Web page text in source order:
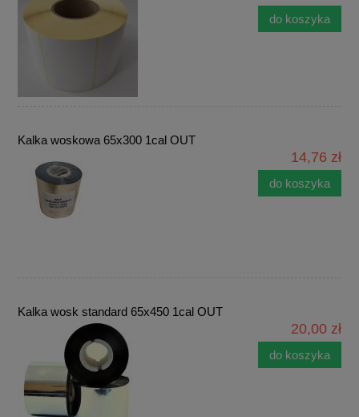
do koszyka
Kalka woskowa 65x300 1cal OUT
14,76 zł
do koszyka
Kalka wosk standard 65x450 1cal OUT
20,00 zł
do koszyka